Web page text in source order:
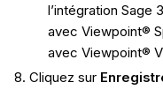
l’intégration Sage
avec Viewpoint®
avec Viewpoint®
Cliquez sur